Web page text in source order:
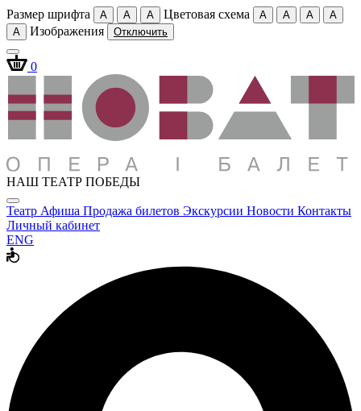
Размер шрифта A A A Цветовая схема A A A
A
A
Изображения Отключить
0
НАШ ТЕАТР ПОБЕДЫ
Театр Афиша Продажа билетов Экскурсии Новости Контакты
Личный кабинет
ENG